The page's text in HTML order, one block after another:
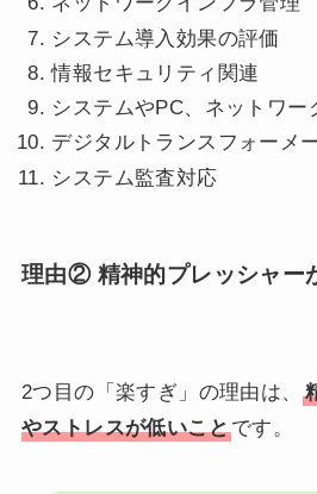
システム導入効果の評価
情報セキュリティ関連
システムやPC、ネットワー
デジタルトランスフォーメ
システム監査対応
理由② 精神的プレッシャー
2つ目の「楽すぎ」の理由は、
やストレスが低いことです。